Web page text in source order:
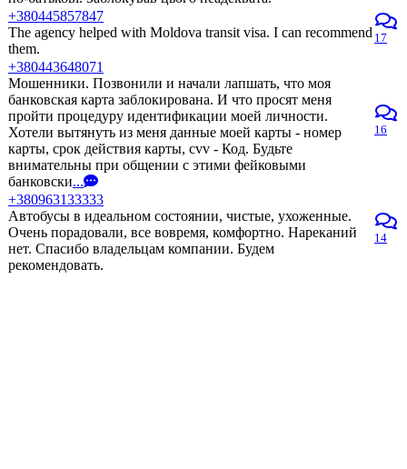
+380445857847
The agency helped with Moldova transit visa. I can recommend
them.
17
+380443648071
Мошенники. Позвонили и начали лапшать, что моя
банковская карта заблокирована. И что просят меня
пройти процедуру идентификации моей личности.
Хотели вытянуть из меня данные моей карты - номер
карты, срок действия карты, cvv - Код. Будьте
внимательны при общении с этими фейковыми
банковски...
16
+380963133333
Автобусы в идеальном состоянии, чистые, ухоженные.
Очень порадовали, все вовремя, комфортно. Нареканий
нет. Спасибо владельцам компании. Будем
рекомендовать.
14